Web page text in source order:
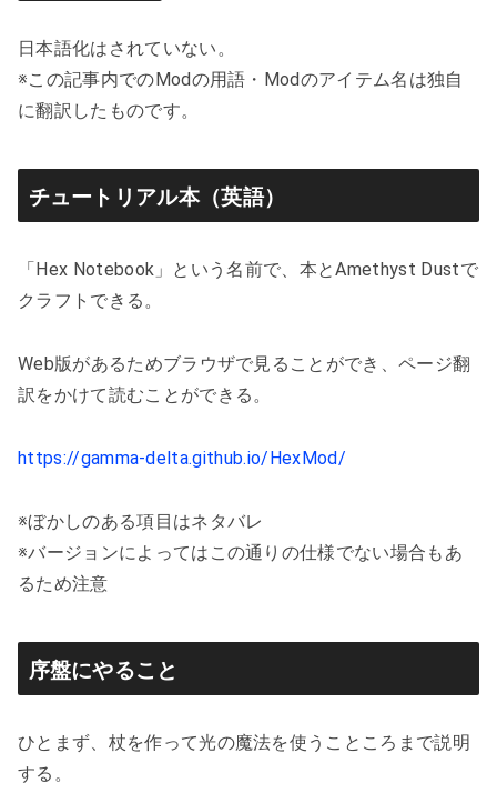
日本語化はされていない。
※この記事内でのModの用語・Modのアイテム名は独自
に翻訳したものです。
チュートリアル本（英語）
「Hex Notebook」という名前で、本とAmethyst Dustで
クラフトできる。
Web版があるためブラウザで見ることができ、ページ翻
訳をかけて読むことができる。
https://gamma-delta.github.io/HexMod/
※ぼかしのある項目はネタバレ
※バージョンによってはこの通りの仕様でない場合もあ
るため注意
序盤にやること
ひとまず、杖を作って光の魔法を使うこところまで説明
する。